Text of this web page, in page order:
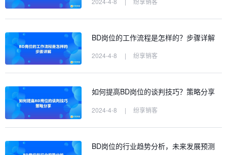
BD岗位的工作流程是怎样的？步骤详解
2024-4-8 | 纷享销客
如何提高BD岗位的谈判技巧？策略分享
2024-4-8 | 纷享销客
BD岗位的行业趋势分析，未来发展预测